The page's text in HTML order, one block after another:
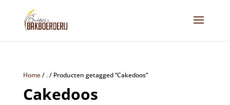
Home/ ./ Producten getagged “Cakedoos”
Cakedoos